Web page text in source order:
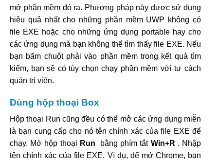
mở phần mềm đó ra. Phương pháp này được sử dụng
hiệu quả nhất cho những phần mềm UWP không có
file EXE hoặc cho những ứng dụng portable hay cho
các ứng dụng mà bạn không thể tìm thấy file EXE. Nếu
bạn bấm chuột phải vào phần mềm trong kết quả tìm
kiếm, bạn sẽ có tùy chọn chạy phần mềm với tư cách
quản trị viên.
Dùng hộp thoại Box
Hộp thoại Run cũng đều có thể mở các ứng dụng miễn
là bạn cung cấp cho nó tên chính xác của file EXE để
chạy. Mở hộp thoại Run bằng phím tắt Win+R . Nhập
tên chính xác của file EXE. Ví dụ, để mở Chrome, bạn